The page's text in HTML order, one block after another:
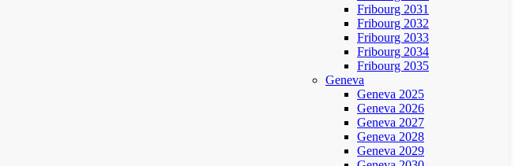
Fribourg 2031
Fribourg 2032
Fribourg 2033
Fribourg 2034
Fribourg 2035
Geneva
Geneva 2025
Geneva 2026
Geneva 2027
Geneva 2028
Geneva 2029